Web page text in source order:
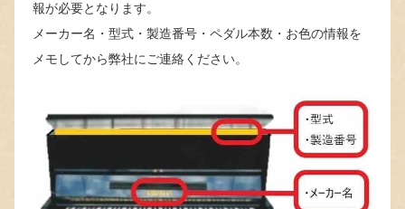
報が必要となります。
メーカー名・型式・製造番号・ペダル本数・お色の情報を
メモしてから弊社にご連絡ください。